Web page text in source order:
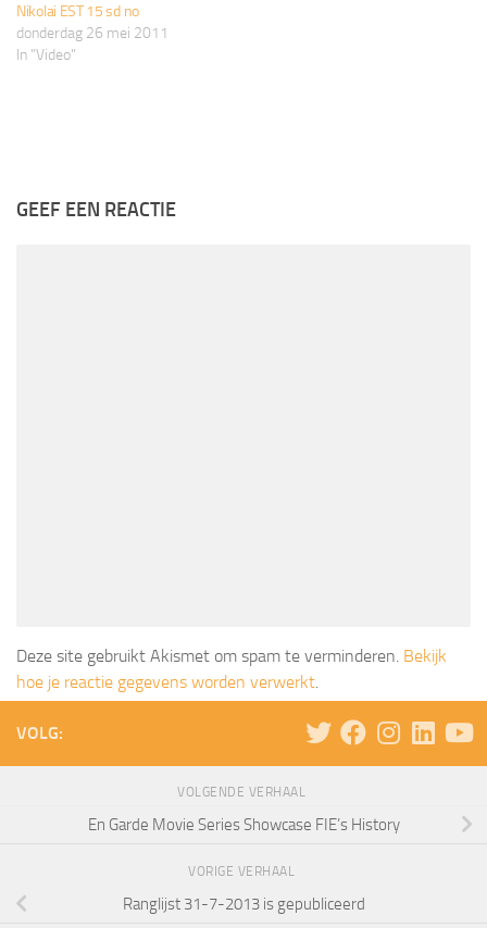
Nikolai EST 15 sd no
donderdag 26 mei 2011
In "Video"
GEEF EEN REACTIE
Deze site gebruikt Akismet om spam te verminderen. Bekijk
hoe je reactie gegevens worden verwerkt.
VOLG:
VOLGENDE VERHAAL
En Garde Movie Series Showcase FIE’s History
VORIGE VERHAAL
Ranglijst 31-7-2013 is gepubliceerd